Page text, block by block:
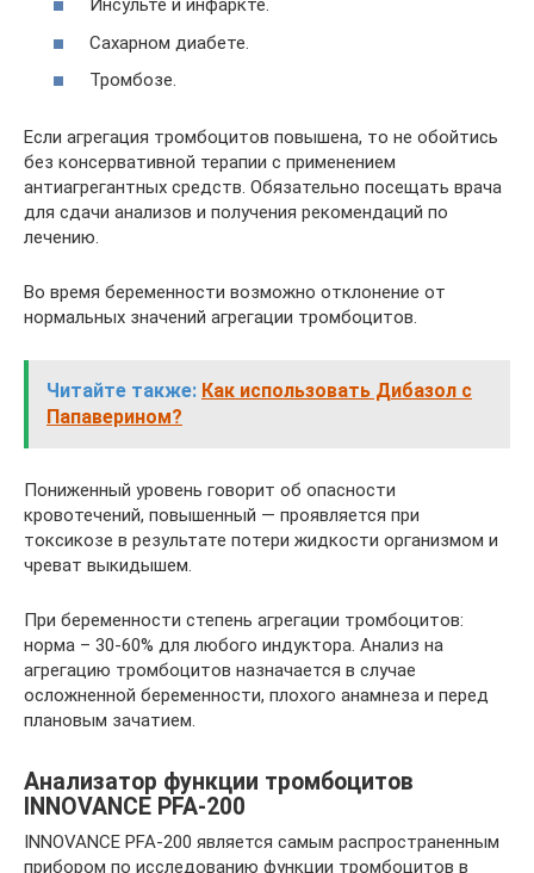
Инсульте и инфаркте.
Сахарном диабете.
Тромбозе.
Если агрегация тромбоцитов повышена, то не обойтись
без консервативной терапии с применением
антиагрегантных средств. Обязательно посещать врача
для сдачи анализов и получения рекомендаций по
лечению.
Во время беременности возможно отклонение от
нормальных значений агрегации тромбоцитов.
Читайте также: Как использовать Дибазол с
Папаверином?
Пониженный уровень говорит об опасности
кровотечений, повышенный — проявляется при
токсикозе в результате потери жидкости организмом и
чреват выкидышем.
При беременности степень агрегации тромбоцитов:
норма – 30-60% для любого индуктора. Анализ на
агрегацию тромбоцитов назначается в случае
осложненной беременности, плохого анамнеза и перед
плановым зачатием.
Анализатор функции тромбоцитов
INNOVANCE PFA-200
INNOVANCE PFA-200 является самым распространенным
прибором по исследованию функции тромбоцитов в